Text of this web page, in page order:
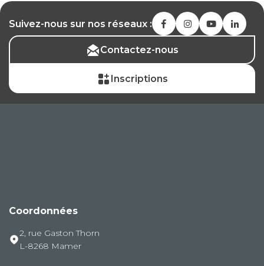
Suivez-nous sur nos réseaux :
Contactez-nous
Inscriptions
Coordonnées
2, rue Gaston Thorn
L-8268 Mamer